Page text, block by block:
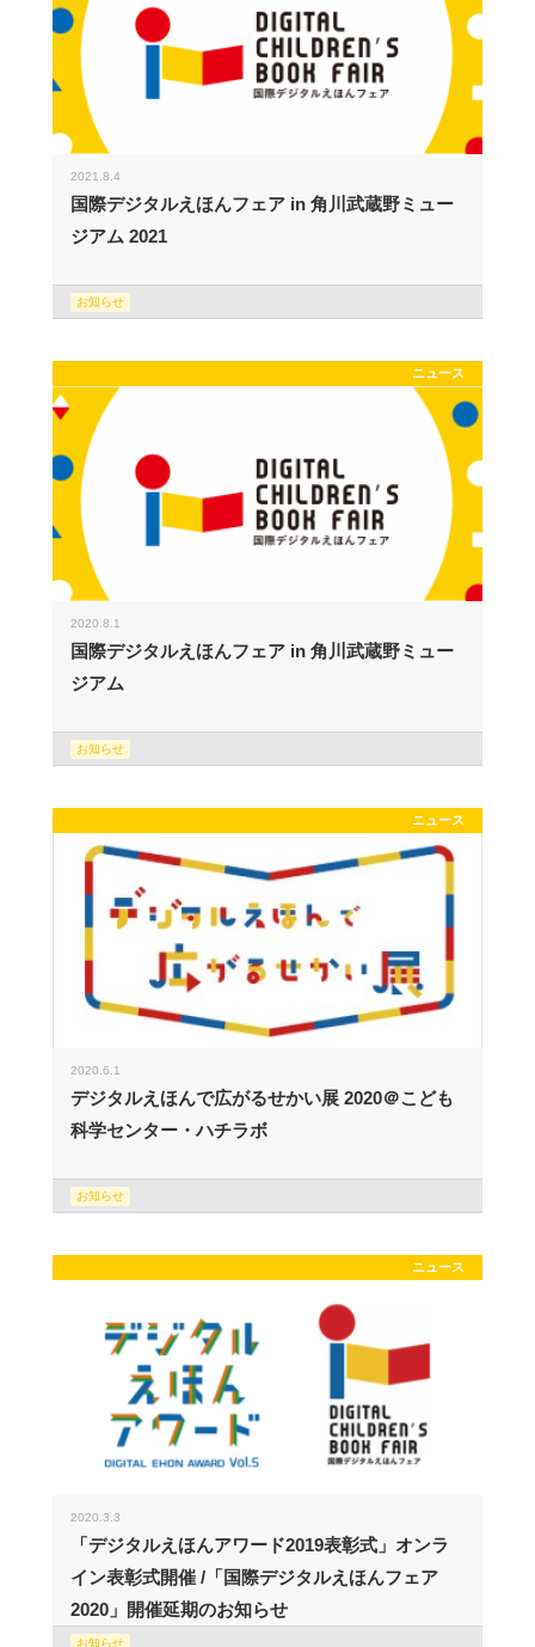
2021.8.4
国際デジタルえほんフェア in 角川武蔵野ミュー
ジアム 2021
お知らせ
ニュース
2020.8.1
国際デジタルえほんフェア in 角川武蔵野ミュー
ジアム
お知らせ
ニュース
2020.6.1
デジタルえほんで広がるせかい展 2020＠こども
科学センター・ハチラボ
お知らせ
ニュース
2020.3.3
「デジタルえほんアワード2019表彰式」オンラ
イン表彰式開催 /「国際デジタルえほんフェア
2020」開催延期のお知らせ
お知らせ